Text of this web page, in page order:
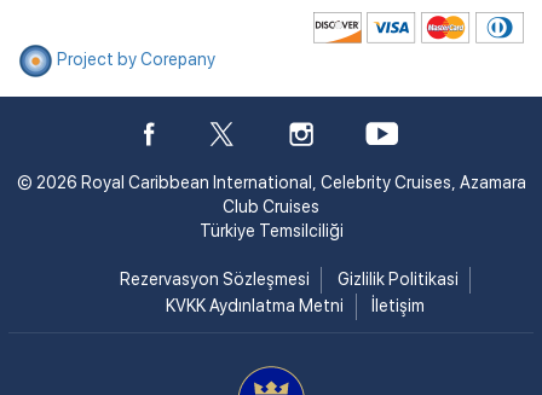
Project by Corepany
© 2026 Royal Caribbean International, Celebrity Cruises, Azamara
Club Cruises
Türkiye Temsilciliği
Rezervasyon Sözleşmesi
Gizlilik Politikasi
KVKK Aydınlatma Metni
İletişim